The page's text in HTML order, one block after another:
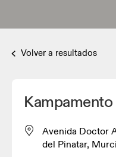
Volver a resultados
Kampamento
Avenida Doctor
del Pinatar,